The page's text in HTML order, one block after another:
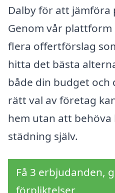
Dalby för att jämföra
Genom vår plattform
flera offertförslag
hitta det bästa
både din budget och
rätt val av företag
hem utan att
städning själv.
Få 3 erbjudanden,
förpliktelser